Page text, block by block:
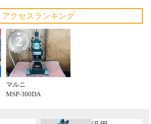
アクセスランキング
マルニ
MSP-300DA